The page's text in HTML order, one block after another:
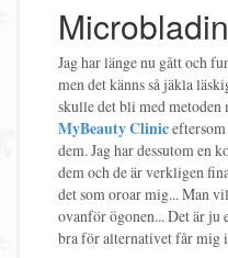
Jag har länge nu gått och
men det känns så jäkla
skulle det bli med
MyBeauty Clinic
dem. Jag har dessutom en
dem och de är verkligen
det som oroar mig... Man
ovanför ögonen... Det är
bra för alternativet får mig